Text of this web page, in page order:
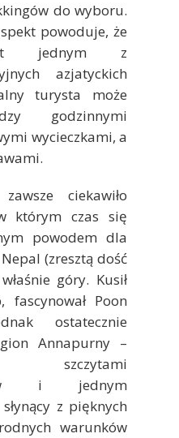
do wyboru.
powoduje, że
jednym z
azjatyckich
turysta może
godzinnymi
wycieczkami, a
ciekawiło
którym czas się
powodem dla
(zresztą dość
góry. Kusił
fascynował Poon
ostatecznie
Annapurny –
i jednym
z pięknych
warunków